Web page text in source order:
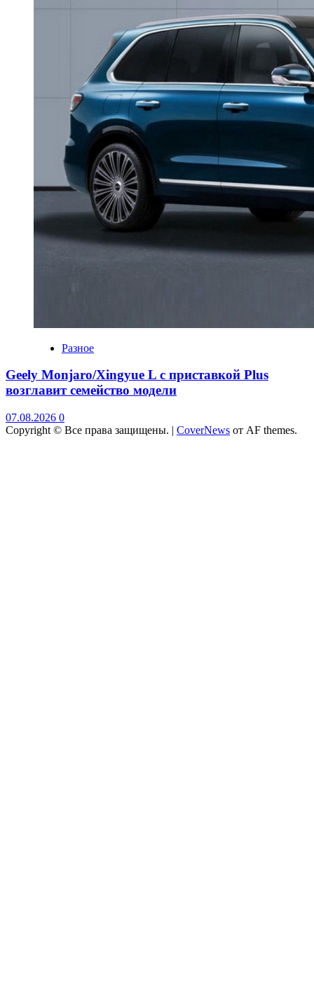
Разное
Geely Monjaro/Xingyue L с приставкой Plus
возглавит семейство модели
07.08.2026 0
Copyright © Все права защищены. | CoverNews от AF themes.